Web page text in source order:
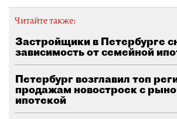
Читайте также:
Застройщики в Петербурге
зависимость от семейной
Петербург возглавил топ
продажам новостроек с
ипотекой